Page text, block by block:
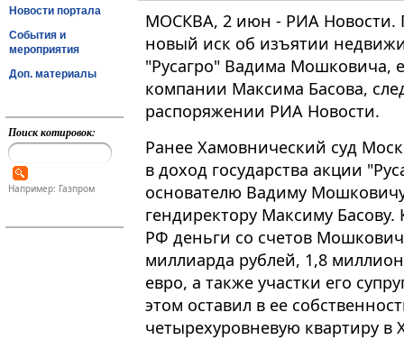
Новости портала
События и
мероприятия
Доп. материалы
Поиск котировок:
Например: Газпром
МОСКВА, 2 июн - РИА Новости.
новый иск об изъятии
"Русагро" Вадима Мошковича,
компании Максима Басова,
распоряжении РИА Новости.
Ранее Хамовнический суд
в доход государства акции
основателю Вадиму
гендиректору Максиму
РФ деньги со счетов
миллиарда рублей, 1,8
евро, а также участки его
этом оставил в ее
четырехуровневую квартиру в